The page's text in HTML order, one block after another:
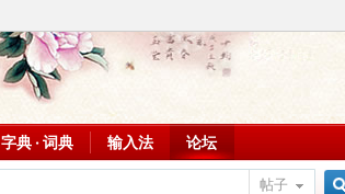
字典 · 词典 输入法 论坛
帖子